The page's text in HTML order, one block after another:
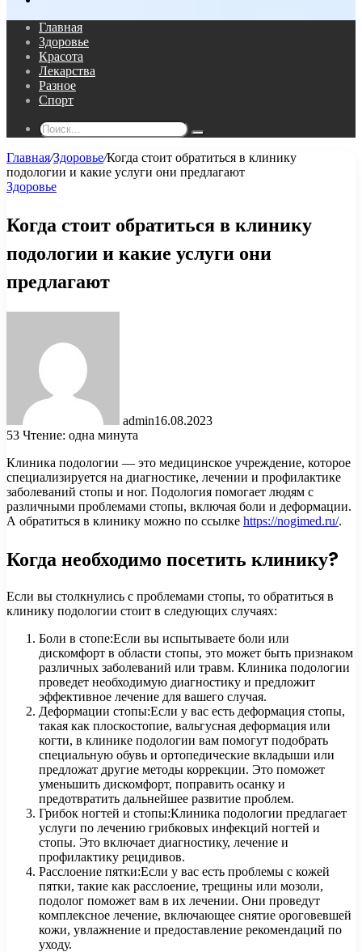
Главная
Здоровье
Красота
Лекарства
Разное
Спорт
Поиск...
Главная/Здоровье/Когда стоит обратиться в клинику
подологии и какие услуги они предлагают
Здоровье
Когда стоит обратиться в клинику
подологии и какие услуги они
предлагают
admin16.08.2023
53 Чтение: одна минута
Клиника подологии — это медицинское учреждение, которое
специализируется на диагностике, лечении и профилактике
заболеваний стопы и ног. Подология помогает людям с
различными проблемами стопы, включая боли и деформации.
А обратиться в клинику можно по ссылке https://nogimed.ru/.
Когда необходимо посетить клинику?
Если вы столкнулись с проблемами стопы, то обратиться в
клинику подологии стоит в следующих случаях:
Боли в стопе:Если вы испытываете боли или
дискомфорт в области стопы, это может быть признаком
различных заболеваний или травм. Клиника подологии
проведет необходимую диагностику и предложит
эффективное лечение для вашего случая.
Деформации стопы:Если у вас есть деформация стопы,
такая как плоскостопие, вальгусная деформация или
когти, в клинике подологии вам помогут подобрать
специальную обувь и ортопедические вкладыши или
предложат другие методы коррекции. Это поможет
уменьшить дискомфорт, поправить осанку и
предотвратить дальнейшее развитие проблем.
Грибок ногтей и стопы:Клиника подологии предлагает
услуги по лечению грибковых инфекций ногтей и
стопы. Это включает диагностику, лечение и
профилактику рецидивов.
Расслоение пятки:Если у вас есть проблемы с кожей
пятки, такие как расслоение, трещины или мозоли,
подолог поможет вам в их лечении. Они проведут
комплексное лечение, включающее снятие ороговевшей
кожи, увлажнение и предоставление рекомендаций по
уходу.